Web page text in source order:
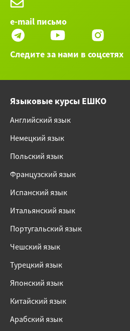
e-mail письмо
Следите за нами в соцсетях
Языковые курсы ЕШКО
Английский язык
Немецкий язык
Польский язык
Французский язык
Испанский язык
Итальянский язык
Португальский язык
Чешский язык
Турецкий язык
Японский язык
Китайский язык
Арабский язык